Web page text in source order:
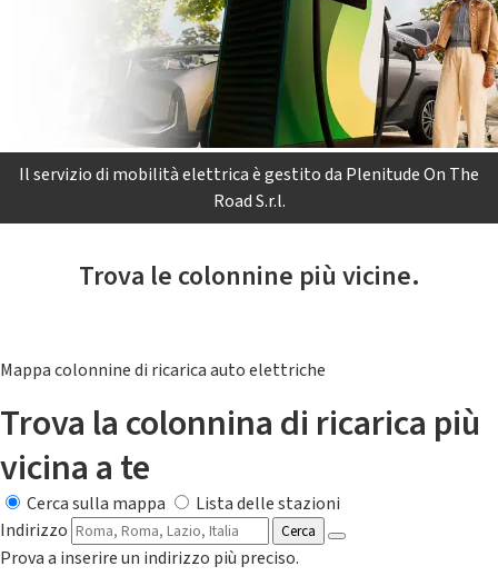
Il servizio di mobilità elettrica è gestito da Plenitude On The
Road S.r.l.
Trova le colonnine più vicine.
Mappa colonnine di ricarica auto elettriche
Trova la colonnina di ricarica più
vicina a te
Cerca sulla mappa
Lista delle stazioni
Indirizzo
Cerca
Prova a inserire un indirizzo più preciso.